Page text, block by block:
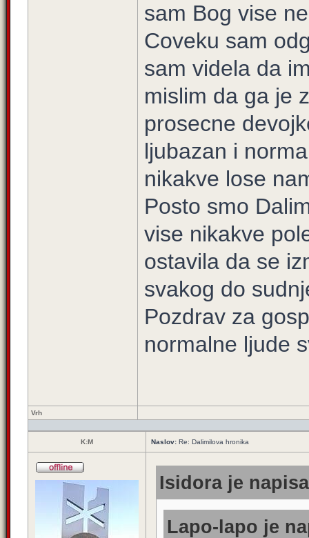
sam Bog vise
Coveku sam
sam videla da
mislim da ga je
prosecne
ljubazan i
nikakve lose
Posto smo
vise nikakve
ostavila da se
svakog do
Pozdrav za
normalne ljude
Vrh
K:M Naslov: Re: Dalimilova hronika
Isidora je
Lapo-lapo je